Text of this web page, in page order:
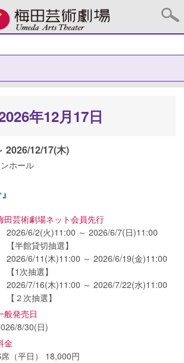
年12月17日
2026/12/17(木)
ホール
田芸術劇場ネット会員先行
2026/6/2(火)11:00 ～ 2026/6/7(日)11:00
【半館貸切抽選】
2026/6/11(木)11:00 ～ 2026/6/19(金)11:00
【1次抽選】
2026/7/16(木)11:00 ～ 2026/7/22(水)11:00
【２次抽選】
般発売日
8/30(日)
金
（平日） 18,000円